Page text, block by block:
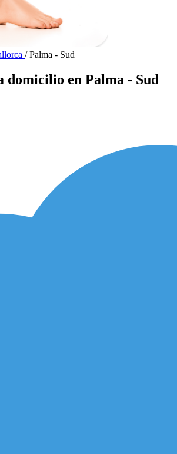
/ Palma - Sud
domicilio en Palma - Sud